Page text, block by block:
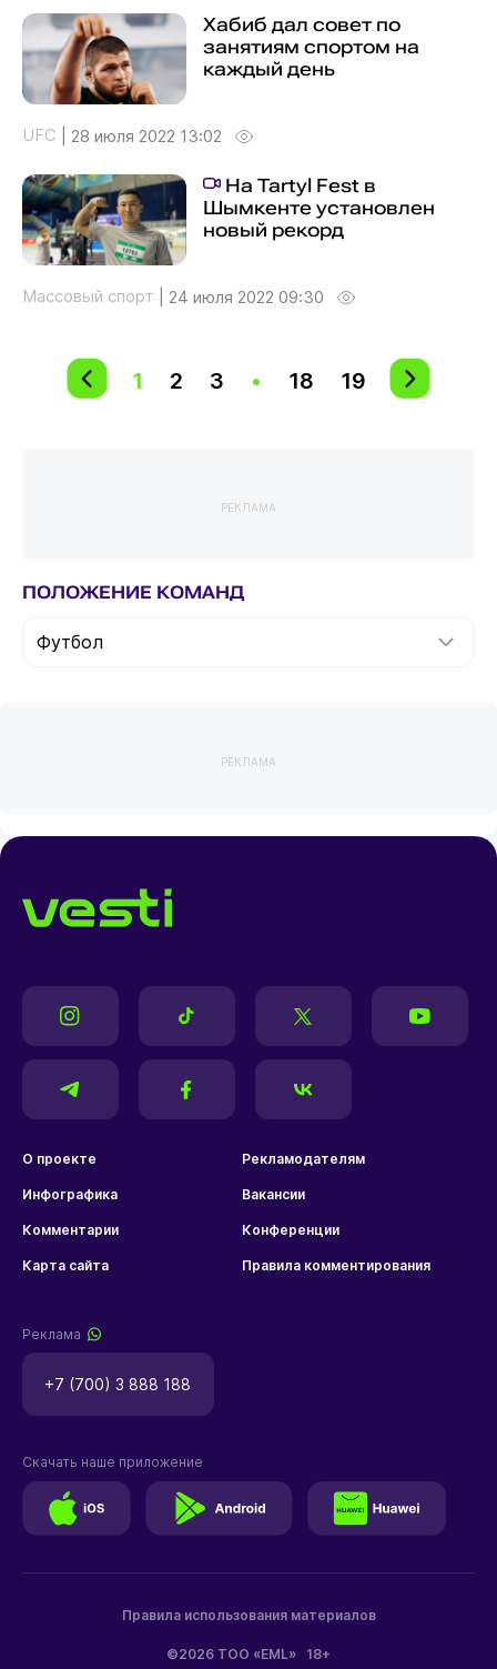
Хабиб дал совет по
занятиям спортом на
каждый день
UFC 28 июля 2022 13:02
На Tartyl Fest в
Шымкенте установлен
новый рекорд
Массовый спорт 24 июля 2022 09:30
1 2 3 • 18 19
РЕКЛАМА
ПОЛОЖЕНИЕ КОМАНД
Футбол
РЕКЛАМА
О проекте Рекламодателям
Инфографика Вакансии
Комментарии Конференции
Карта сайта Правила комментирования
Реклама
+7 (700) 3 888 188
©2026 ТОО «EML» 18+
Правила использования материалов
Скачать наше приложение